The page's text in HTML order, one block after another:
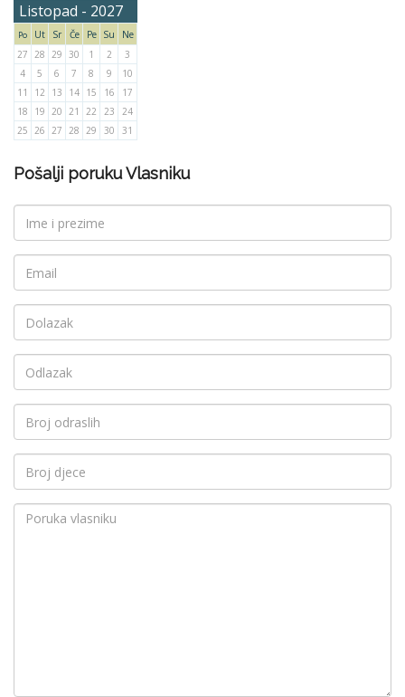
Listopad - 2027
Po Ut Sr Če Pe Su
Ne
27 28 29 30 1 2
3
4
5 6 7 8 9
10
11
12 13 14 15 16
17
18
19 20 21 22 23
24
25 26 27 28 29 30 31
Pošalji poruku Vlasniku